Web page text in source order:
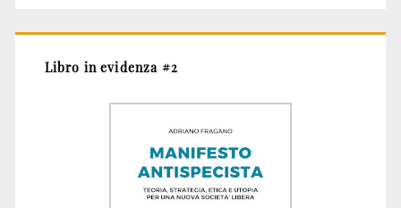
Libro in evidenza #2